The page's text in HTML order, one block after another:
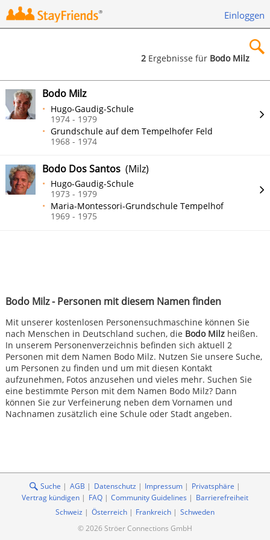
Einloggen
Suchen
2 Ergebnisse für Bodo Milz
Bodo Milz - Personen mit diesem Namen finden
Mit unserer kostenlosen Personensuchmaschine können Sie
nach Menschen in Deutschland suchen, die Bodo Milzheißen.
In unserem Personenverzeichnis befinden sich aktuell 2
Personen mit dem Namen Bodo Milz. Nutzen Sie unsere Suche,
um Personen zu finden und um mit diesen Kontakt
aufzunehmen, Fotos anzusehen und vieles mehr. Suchen Sie
eine bestimmte Person mit dem Namen Bodo Milz? Dann
können Sie zur Verfeinerung neben dem Vornamen und
Nachnamen zusätzlich eine Schule oder Stadt angeben.
Bodo Milz
Hugo-Gaudig-Schule
1974 - 1979
Grundschule auf dem Tempelhofer Feld
1968 - 1974
Bodo Dos Santos (Milz)
Hugo-Gaudig-Schule
1973 - 1979
Maria-Montessori-Grundschule Tempelhof
1969 - 1975
Suche AGB Datenschutz Impressum
Privatsphäre
Vertrag kündigen
FAQ Community Guidelines
Barrierefreiheit
Schweiz
Österreich Frankreich
Schweden
© 2026 Ströer Connections GmbH